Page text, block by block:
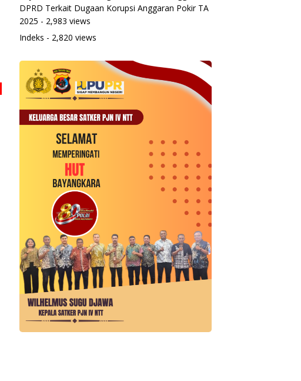
DPRD Terkait Dugaan Korupsi Anggaran Pokir TA
2025 - 2,983 views
Indeks - 2,820 views